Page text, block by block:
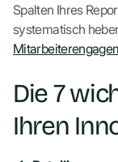
Spalten Ihres
systematisch
Die 7
Ihren